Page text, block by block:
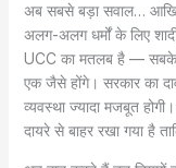
अब सबसे बड़ा सवाल…
अलग-अलग धर्मों के लिए
UCC का मतलब है — सबके
एक जैसे होंगे। सरकार का
व्यवस्था ज्यादा मजबूत
दायरे से बाहर रखा गया है